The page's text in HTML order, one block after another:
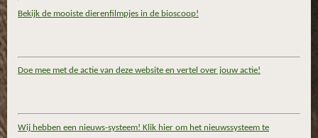
Bekijk de mooiste dierenfilmpjes in de bioscoop!
Doe mee met de actie van deze website en vertel over jouw actie!
Wij hebben een nieuws-systeem! Klik hier om het nieuwssysteem te